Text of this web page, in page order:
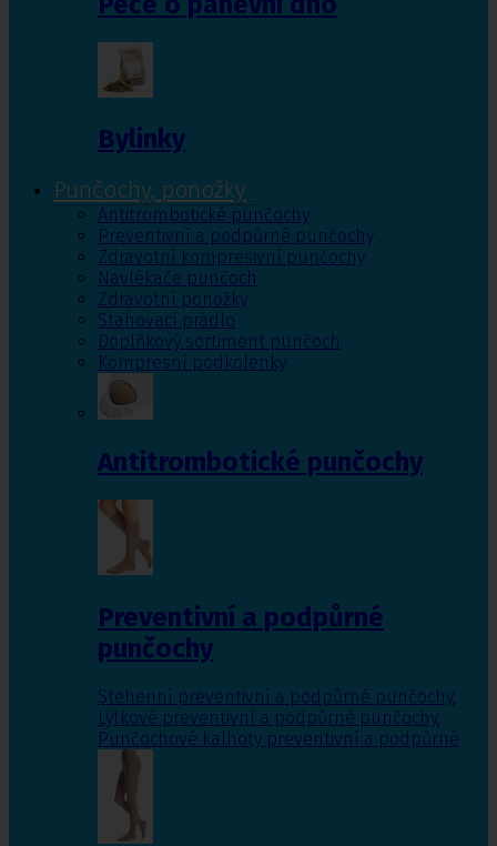
Bylinky
Punčochy, ponožky
Antitrombotické punčochy
Preventivní a podpůrné punčochy
Zdravotní kompresivní punčochy
Navlékače punčoch
Zdravotní ponožky
Stahovací prádlo
Doplňkový sortiment punčoch
Kompresní podkolenky
Antitrombotické punčochy
Preventivní a podpůrné
punčochy
Stehenní preventivní a podpůrné punčochy,
Lýtkové preventivní a podpůrné punčochy,
Punčochové kalhoty preventivní a podpůrné